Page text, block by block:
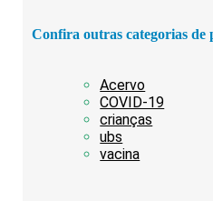
Confira outras categorias de
Acervo
COVID-19
crianças
ubs
vacina